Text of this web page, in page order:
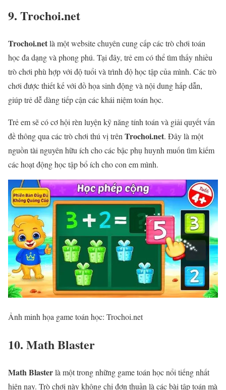
9. Trochoi.net
Trochoi.netlà một website chuyên cung cấp các trò chơi toán
học đa dạng và phong phú. Tại đây, trẻ em có thể tìm thấy nhiều
trò chơi phù hợp với độ tuổi và trình độ học tập của mình. Các trò
chơi được thiết kế với đồ họa sinh động và nội dung hấp dẫn,
giúp trẻ dễ dàng tiếp cận các khái niệm toán học.
Trẻ em sẽ có cơ hội rèn luyện kỹ năng tính toán và giải quyết vấn
đề thông qua các trò chơi thú vị trênTrochoi.net. Đây là một
nguồn tài nguyên hữu ích cho các bậc phụ huynh muốn tìm kiếm
các hoạt động học tập bổ ích cho con em mình.
Ảnh minh họa game toán học: Trochoi.net
10. Math Blaster
Math Blasterlà một trong những game toán học nổi tiếng nhất
hiện nay. Trò chơi này không chỉ đơn thuần là các bài tập toán mà